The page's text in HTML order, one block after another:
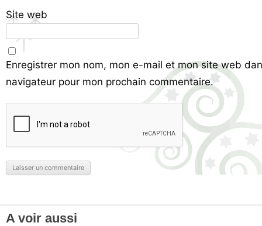
Site web
Enregistrer mon nom, mon e-mail et mon site web
navigateur pour mon prochain commentaire.
A voir aussi